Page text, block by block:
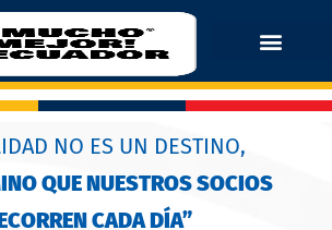
NO ES UN DESTINO,
QUE NUESTROS SOCIOS
CADA DÍA”